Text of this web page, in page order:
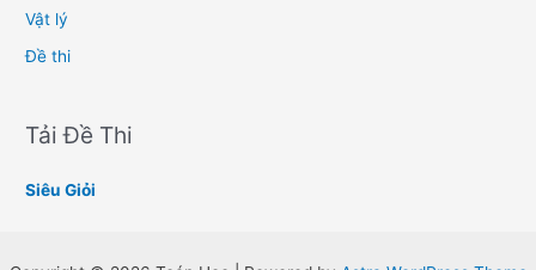
Vật lý
Đề thi
Tải Đề Thi
Siêu Giỏi